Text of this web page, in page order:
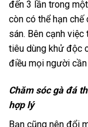
đến 3 lần trong
còn có thể hạn chế
sán. Bên cạnh
tiêu dùng khử độc
điều mọi người
Chăm sóc gà đá
hợp lý
Bạn cũng nên đổi